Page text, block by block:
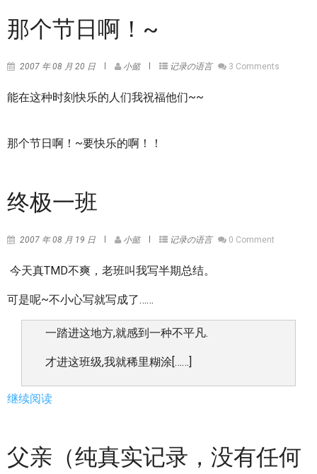
那个节日啊！~
2007 年 08 月 20 日 小懿 记录の语言 3 Comments
能在这种时刻快乐的人们我祝福他们~~
那个节日啊！~要快乐的啊！！
终极一班
2007 年 08 月 19 日 小懿 记录の语言 0 Comment
今天真TMD不爽，老班叫我写半期总结。
可是呢~不小心写就写成了……
一踏进这地方,就感到一种不平凡.
才进这班级,我就稀里糊涂[……]
继续阅读
父亲（纯真实记录，没有任何